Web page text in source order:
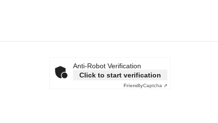
Anti-Robot Verification
Click to start verification
FriendlyCaptcha ⇗